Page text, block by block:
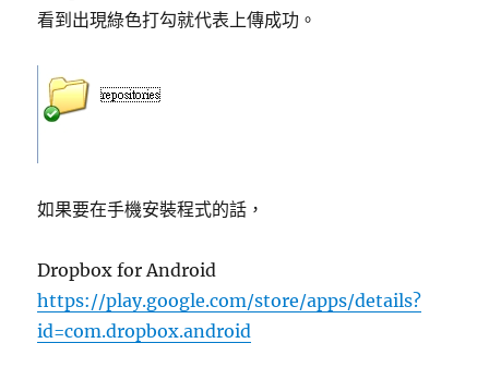
看到出現綠色打勾就代表上傳成功。
如果要在手機安裝程式的話，
Dropbox for Android
https://play.google.com/store/apps/details?
id=com.dropbox.android